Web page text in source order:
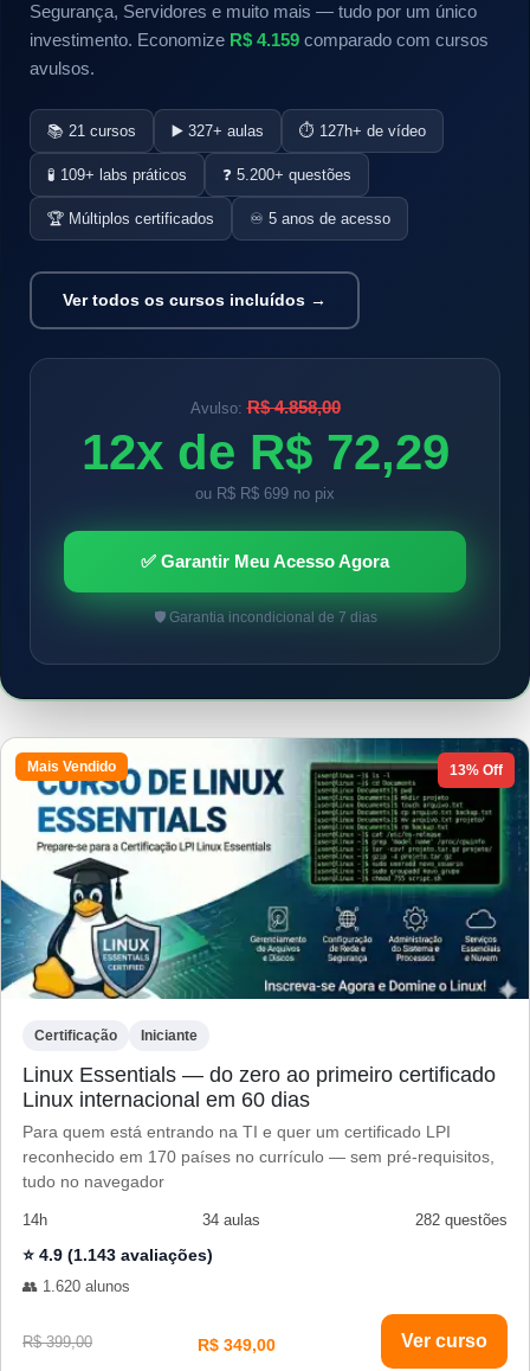
Segurança, Servidores e muito mais — tudo por um único
investimento. Economize R$ 4.159 comparado com cursos
avulsos.
📚 21 cursos ▶️ 327+ aulas ⏱️ 127h+ de vídeo
🧪 109+ labs práticos ❓ 5.200+ questões
🏆 Múltiplos certificados ♾️ 5 anos de acesso
Ver todos os cursos incluídos →
Avulso:R$ 4.858,00
12x de R$ 72,29
ou R$ R$ 699 no pix
✅ Garantir Meu Acesso Agora
🛡️ Garantia incondicional de 7 dias
Mais Vendido 13% Off
Certificação Iniciante
Linux Essentials — do zero ao primeiro certificado
Linux internacional em 60 dias
Para quem está entrando na TI e quer um certificado LPI
reconhecido em 170 países no currículo — sem pré-requisitos,
tudo no navegador
14h 34 aulas 282 questões
⭐ 4.9 (1.143 avaliações)
👥 1.620 alunos
R$ 399,00 R$ 349,00 Ver curso